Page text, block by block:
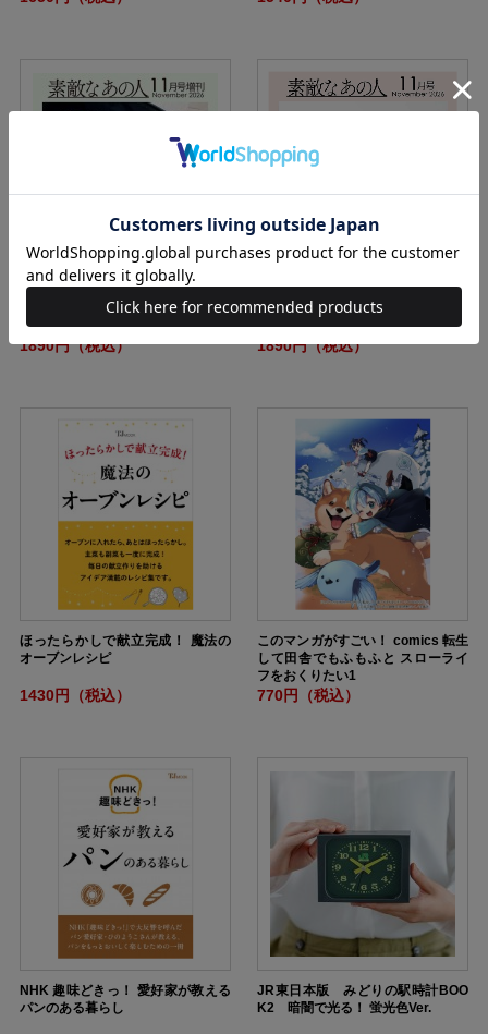
素敵なあの人 2026年11月号増刊
1890円（税込）
素敵なあの人 2026年11月号
1890円（税込）
ほったらかしで献立完成！ 魔法の
オーブンレシピ
1430円（税込）
このマンガがすごい！ comics 転生
して田舎でもふもふと スローライ
フをおくりたい1
770円（税込）
NHK 趣味どきっ！ 愛好家が教える
パンのある暮らし
JR東日本版 みどりの駅時計BOO
K2 暗闇で光る！ 蛍光色Ver.